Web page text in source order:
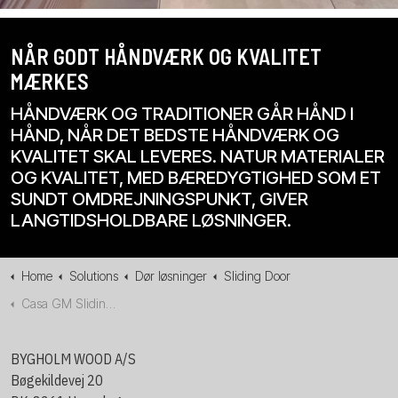
NÅR GODT HÅNDVÆRK OG KVALITET
MÆRKES
HÅNDVÆRK OG TRADITIONER GÅR HÅND I
HÅND, NÅR DET BEDSTE HÅNDVÆRK OG
KVALITET SKAL LEVERES. NATUR MATERIALER
OG KVALITET, MED BÆREDYGTIGHED SOM ET
SUNDT OMDREJNINGSPUNKT, GIVER
LANGTIDSHOLDBARE LØSNINGER.
Home Solutions Dør løsninger
Sliding Door
Casa GM Sliding Door
BYGHOLM WOOD A/S
Bøgekildevej 20